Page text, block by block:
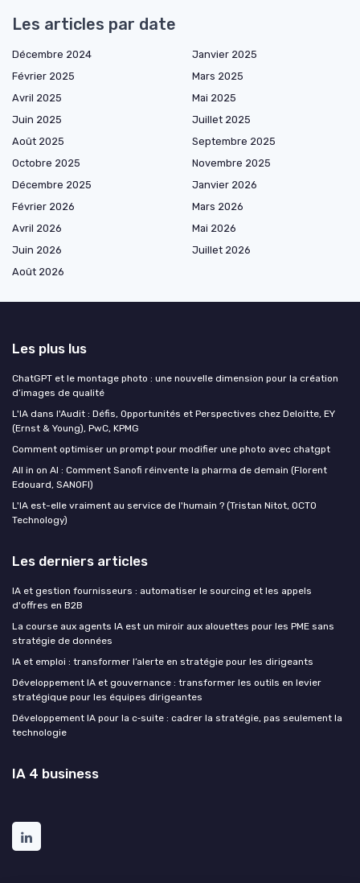
Les articles par date
Décembre 2024
Janvier 2025
Février 2025
Mars 2025
Avril 2025
Mai 2025
Juin 2025
Juillet 2025
Août 2025
Septembre 2025
Octobre 2025
Novembre 2025
Décembre 2025
Janvier 2026
Février 2026
Mars 2026
Avril 2026
Mai 2026
Juin 2026
Juillet 2026
Août 2026
Les plus lus
ChatGPT et le montage photo : une nouvelle dimension pour la création
d’images de qualité
L'IA dans l'Audit : Défis, Opportunités et Perspectives chez Deloitte, EY
(Ernst & Young), PwC, KPMG
Comment optimiser un prompt pour modifier une photo avec chatgpt
All in on AI : Comment Sanofi réinvente la pharma de demain (Florent
Edouard, SANOFI)
L'IA est-elle vraiment au service de l'humain ? (Tristan Nitot, OCTO
Technology)
Les derniers articles
IA et gestion fournisseurs : automatiser le sourcing et les appels
d'offres en B2B
La course aux agents IA est un miroir aux alouettes pour les PME sans
stratégie de données
IA et emploi : transformer l’alerte en stratégie pour les dirigeants
Développement IA et gouvernance : transformer les outils en levier
stratégique pour les équipes dirigeantes
Développement IA pour la c‑suite : cadrer la stratégie, pas seulement la
technologie
IA 4 business